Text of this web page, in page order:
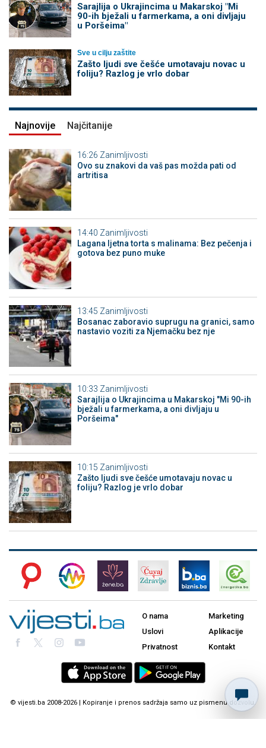
Sarajlija o Ukrajincima u Makarskoj "Mi
90-ih bježali u farmerkama, a oni divljaju
u Poršeima"
Sve u cilju zaštite
Zašto ljudi sve češće umotavaju novac u
foliju? Razlog je vrlo dobar
Najnovije Najčitanije
16:26 Zanimljivosti
Ovo su znakovi da vaš pas možda pati od
artritisa
14:40 Zanimljivosti
Lagana ljetna torta s malinama: Bez pečenja i
gotova bez puno muke
13:45 Zanimljivosti
Bosanac zaboravio suprugu na granici, samo
nastavio voziti za Njemačku bez nje
10:33 Zanimljivosti
Sarajlija o Ukrajincima u Makarskoj "Mi 90-ih
bježali u farmerkama, a oni divljaju u
Poršeima"
10:15 Zanimljivosti
Zašto ljudi sve češće umotavaju novac u
foliju? Razlog je vrlo dobar
O nama
Uslovi
Privatnost
Marketing
Aplikacije
Kontakt
© vijesti.ba 2008-2026 | Kopiranje i prenos sadržaja samo uz pismenu dozvolu.